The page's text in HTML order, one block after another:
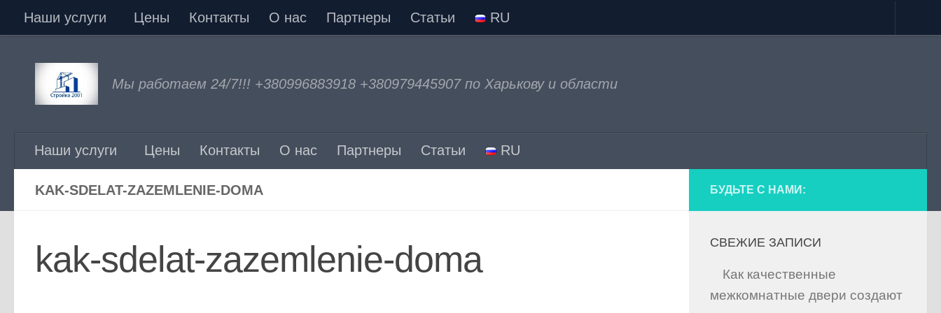
Перейти к содержимому
Наши услуги Цены Контакты О нас Партнеры Статьи RU
Мы работаем 24/7!!! +380996883918 +380979445907 по Харькову и области
Наши услуги Цены Контакты О нас Партнеры Статьи RU
KAK-SDELAT-ZAZEMLENIE-DOMA
kak-sdelat-zazemlenie-doma
БУДЬТЕ С НАМИ:
СВЕЖИЕ ЗАПИСИ
Как качественные
межкомнатные двери создают